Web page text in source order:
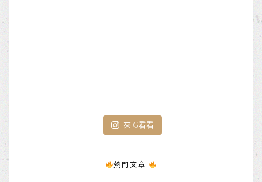
來IG看看
熱門文章